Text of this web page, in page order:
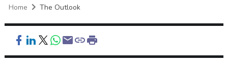
Home The Outlook